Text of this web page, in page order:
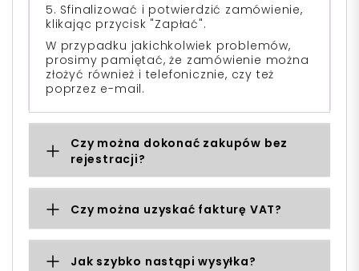
5. Sfinalizować i potwierdzić zamówienie,
klikając przycisk "Zapłać".
W przypadku jakichkolwiek problemów,
prosimy pamiętać, że zamówienie można
złożyć również i telefonicznie, czy też
poprzez e-mail.
Czy można dokonać zakupów bez
rejestracji?
Czy można uzyskać fakturę VAT?
Jak szybko nastąpi wysyłka?